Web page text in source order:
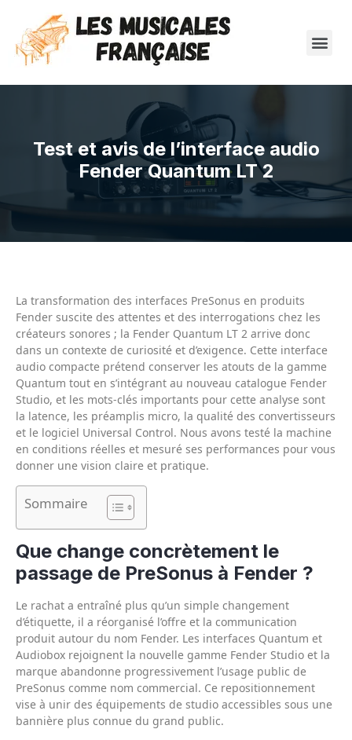
Test et avis de l’interface audio
Fender Quantum LT 2
La transformation des interfaces PreSonus en produits
Fender suscite des attentes et des interrogations chez les
créateurs sonores ; la Fender Quantum LT 2 arrive donc
dans un contexte de curiosité et d’exigence. Cette interface
audio compacte prétend conserver les atouts de la gamme
Quantum tout en s’intégrant au nouveau catalogue Fender
Studio, et les mots-clés importants pour cette analyse sont
la latence, les préamplis micro, la qualité des convertisseurs
et le logiciel Universal Control. Nous avons testé la machine
en conditions réelles et mesuré ses performances pour vous
donner une vision claire et pratique.
Sommaire
Que change concrètement le
passage de PreSonus à Fender ?
Le rachat a entraîné plus qu’un simple changement
d’étiquette, il a réorganisé l’offre et la communication
produit autour du nom Fender. Les interfaces Quantum et
Audiobox rejoignent la nouvelle gamme Fender Studio et la
marque abandonne progressivement l’usage public de
PreSonus comme nom commercial. Ce repositionnement
vise à unir des équipements de studio accessibles sous une
bannière plus connue du grand public.